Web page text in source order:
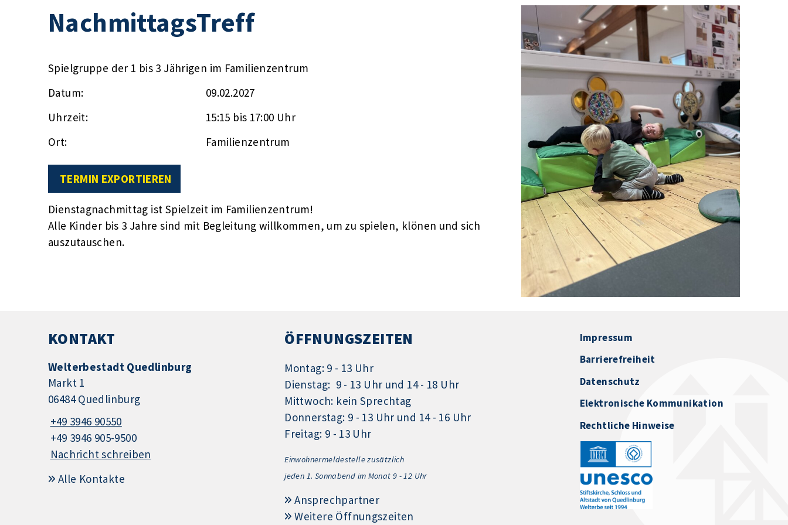
NachmittagsTreff
Spielgruppe der 1 bis 3 Jährigen im Familienzentrum
Datum:
09.02.2027
Uhrzeit:
15:15 bis 17:00 Uhr
Ort:
Familienzentrum
TERMIN EXPORTIEREN
Dienstagnachmittag ist Spielzeit im Familienzentrum!
Alle Kinder bis 3 Jahre sind mit Begleitung willkommen, um zu spielen, klönen und sich
auszutauschen.
KONTAKT
Welterbestadt Quedlinburg
Markt 1
06484 Quedlinburg
+49 3946 90550
+49 3946 905-9500
Nachricht schreiben
Alle Kontakte
ÖFFNUNGSZEITEN
Montag: 9 - 13 Uhr
Dienstag: 9 - 13 Uhr und 14 - 18 Uhr
Mittwoch: kein Sprechtag
Donnerstag: 9 - 13 Uhr und 14 - 16 Uhr
Freitag: 9 - 13 Uhr
Einwohnermeldestelle zusätzlich
jeden 1. Sonnabend im Monat 9 - 12 Uhr
Ansprechpartner
Weitere Öffnungszeiten
Impressum
Barrierefreiheit
Datenschutz
Elektronische Kommunikation
Rechtliche Hinweise